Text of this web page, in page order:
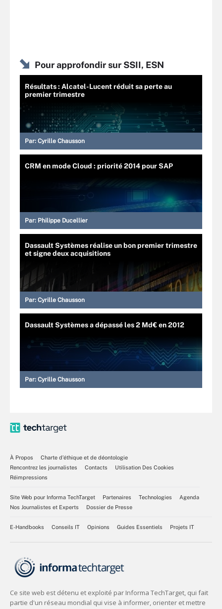
Pour approfondir sur SSII, ESN
Résultats : Alcatel-Lucent réduit sa perte au
premier trimestre
Par: Cyrille Chausson
CRM en mode Cloud : priorité 2014 pour SAP
Par: Philippe Ducellier
Dassault Systèmes réalise un bon premier trimestre
et signe deux acquisitions
Par: Cyrille Chausson
Dassault Systèmes a dépassé les 2 Md€ en 2012
Par: Cyrille Chausson
À Propos
Charte d’éthique et de déontologie
Rencontrez les journalistes
Contacts
Utilisation Des Cookies
Réimpressions
Site Web pour Informa TechTarget Partenaires Technologies
Agenda
Nos Journalistes et Experts
Dossier de Presse
E-Handbooks Conseils IT Opinions Guides Essentiels Projets IT